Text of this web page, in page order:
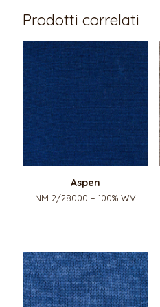
Prodotti correlati
Aspen
NM 2/28000 – 100% WV